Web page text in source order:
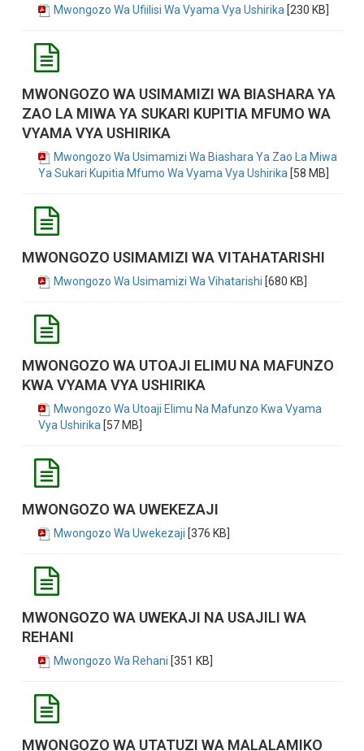
Mwongozo Wa Ufiilisi Wa Vyama Vya Ushirika [230 KB]
MWONGOZO WA USIMAMIZI WA BIASHARA YA
ZAO LA MIWA YA SUKARI KUPITIA MFUMO WA
VYAMA VYA USHIRIKA
Mwongozo Wa Usimamizi Wa Biashara Ya Zao La Miwa
Ya Sukari Kupitia Mfumo Wa Vyama Vya Ushirika [58 MB]
MWONGOZO USIMAMIZI WA VITAHATARISHI
Mwongozo Wa Usimamizi Wa Vihatarishi [680 KB]
MWONGOZO WA UTOAJI ELIMU NA MAFUNZO
KWA VYAMA VYA USHIRIKA
Mwongozo Wa Utoaji Elimu Na Mafunzo Kwa Vyama
Vya Ushirika [57 MB]
MWONGOZO WA UWEKEZAJI
Mwongozo Wa Uwekezaji [376 KB]
MWONGOZO WA UWEKAJI NA USAJILI WA
REHANI
Mwongozo Wa Rehani [351 KB]
MWONGOZO WA UTATUZI WA MALALAMIKO